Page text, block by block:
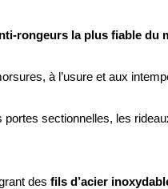
rongeurs la plus fiable du
à l’usure et aux
portes sectionnelles, les
des fils d’acier